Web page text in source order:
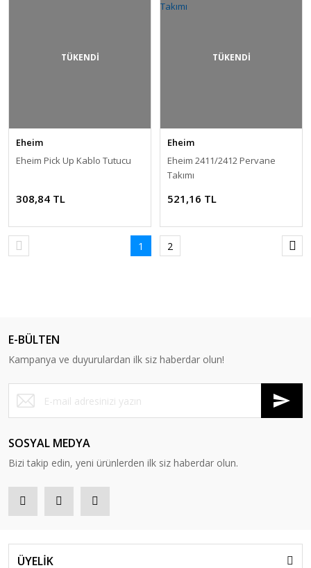
TÜKENDİ
Eheim
Eheim Pick Up Kablo Tutucu
308,84 TL
TÜKENDİ
Eheim
Eheim 2411/2412 Pervane
Takımı
521,16 TL
1 2
E-BÜLTEN
Kampanya ve duyurulardan ilk siz haberdar olun!
SOSYAL MEDYA
Bizi takip edin, yeni ürünlerden ilk siz haberdar olun.
ÜYELİK